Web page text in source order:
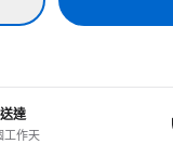
達
工作天